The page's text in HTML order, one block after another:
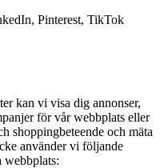
Pinterest, TikTok
kan vi visa dig annonser,
för vår webbplats eller
shoppingbeteende och mäta
använder vi följande
webbplats: